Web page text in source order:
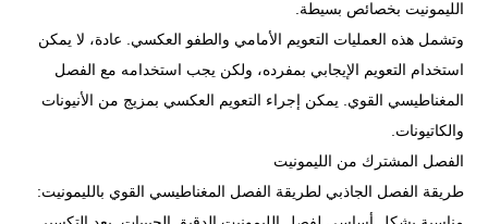
الليمونيت بخصائص بسيطة.
وتشمل هذه العمليات التعويم الأمامي والطفو العكسي. عادة، لا يمكن
استخدام التعويم الإيجابي بمفرده، ولكن يجب استخدامه مع الفصل
المغناطيسي القوي. يمكن إجراء التعويم العكسي بمزيج من الأنيونات
والكاتيونات.
الفصل المشترك من الليمونيت
طريقة الفصل الجاذبي لطريقة الفصل المغناطيسي القوي بالليمونيت: